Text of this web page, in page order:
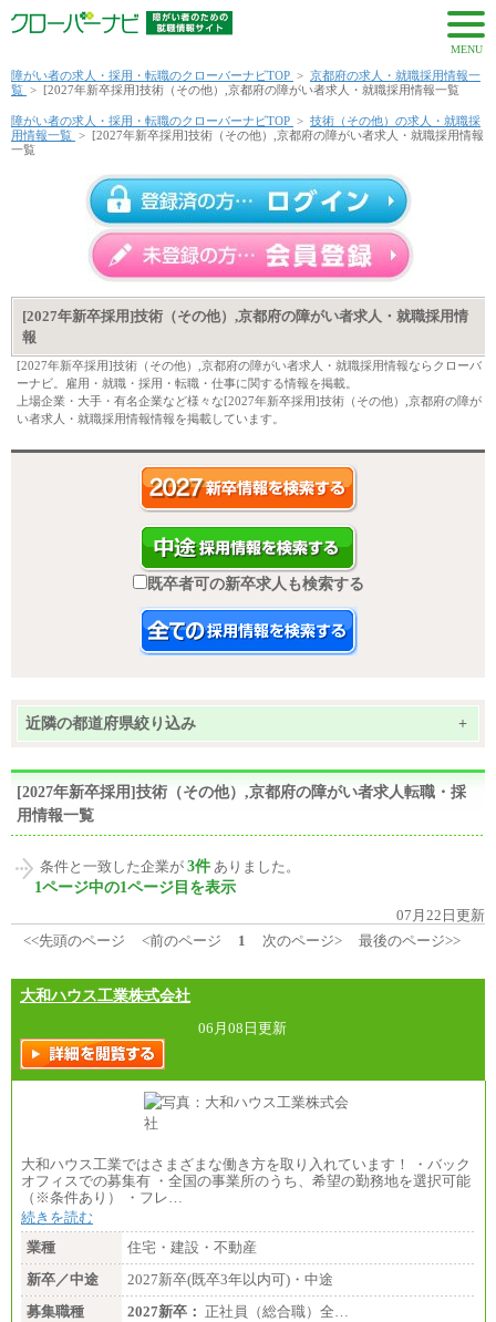
MENU
障がい者の求人・採用・転職のクローバーナビTOP > 京都府の求人・就職採用情報一
覧 > [2027年新卒採用]技術（その他）,京都府の障がい者求人・就職採用情報一覧
障がい者の求人・採用・転職のクローバーナビTOP > 技術（その他）の求人・就職採
用情報一覧 > [2027年新卒採用]技術（その他）,京都府の障がい者求人・就職採用情報
一覧
[2027年新卒採用]技術（その他）,京都府の障がい者求人・就職採用情
報
[2027年新卒採用]技術（その他）,京都府の障がい者求人・就職採用情報ならクローバ
ーナビ。雇用・就職・採用・転職・仕事に関する情報を掲載。
上場企業・大手・有名企業など様々な[2027年新卒採用]技術（その他）,京都府の障が
い者求人・就職採用情報情報を掲載しています。
既卒者可の新卒求人も検索する
近隣の都道府県絞り込み +
[2027年新卒採用]技術（その他）,京都府の障がい者求人転職・採
用情報一覧
条件と一致した企業が 3件 ありました。
1ページ中の1ページ目を表示
07月22日更新
<<先頭のページ
<前のページ 1 次のページ> 最後のページ>>
大和ハウス工業株式会社
06月08日更新
大和ハウス工業ではさまざまな働き方を取り入れています！ ・バック
オフィスでの募集有 ・全国の事業所のうち、希望の勤務地を選択可能
（※条件あり） ・フレ…
続きを読む
業種
住宅・建設・不動産
新卒／中途
2027新卒(既卒3年以内可)・中途
募集職種
2027新卒： 正社員（総合職）全…